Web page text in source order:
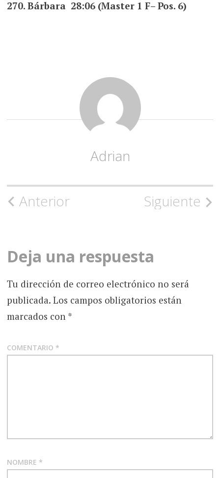
270. Bárbara 28:06 (Master 1 F– Pos. 6)
Adrian
Navegación
la
entrada
Anterior Siguiente
Deja una respuesta
Tu dirección de correo electrónico no será
publicada. Los campos obligatorios están
marcados con *
COMENTARIO *
NOMBRE *